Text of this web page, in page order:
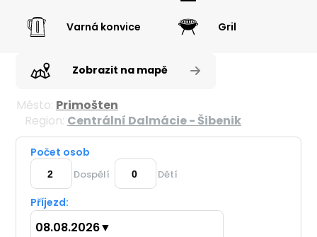
Varná konvice Gril
Zobrazit na mapě
Město: Primošten
Region: Centrální Dalmácie - Šibenik
Počet osob
Dospělí Dětí
Příjezd:
08.08.2026▼